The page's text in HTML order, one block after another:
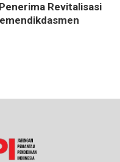
Revitalisasi